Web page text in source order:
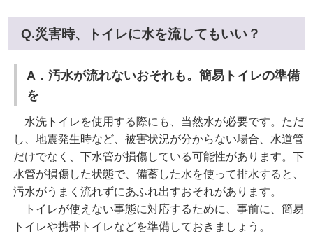
Q.災害時、トイレに水を流してもいい？
A．汚水が流れないおそれも。簡易トイレの準備
を
水洗トイレを使用する際にも、当然水が必要です。ただ
し、地震発生時など、被害状況が分からない場合、水道管
だけでなく、下水管が損傷している可能性があります。下
水管が損傷した状態で、備蓄した水を使って排水すると、
汚水がうまく流れずにあふれ出すおそれがあります。
トイレが使えない事態に対応するために、事前に、簡易
トイレや携帯トイレなどを準備しておきましょう。